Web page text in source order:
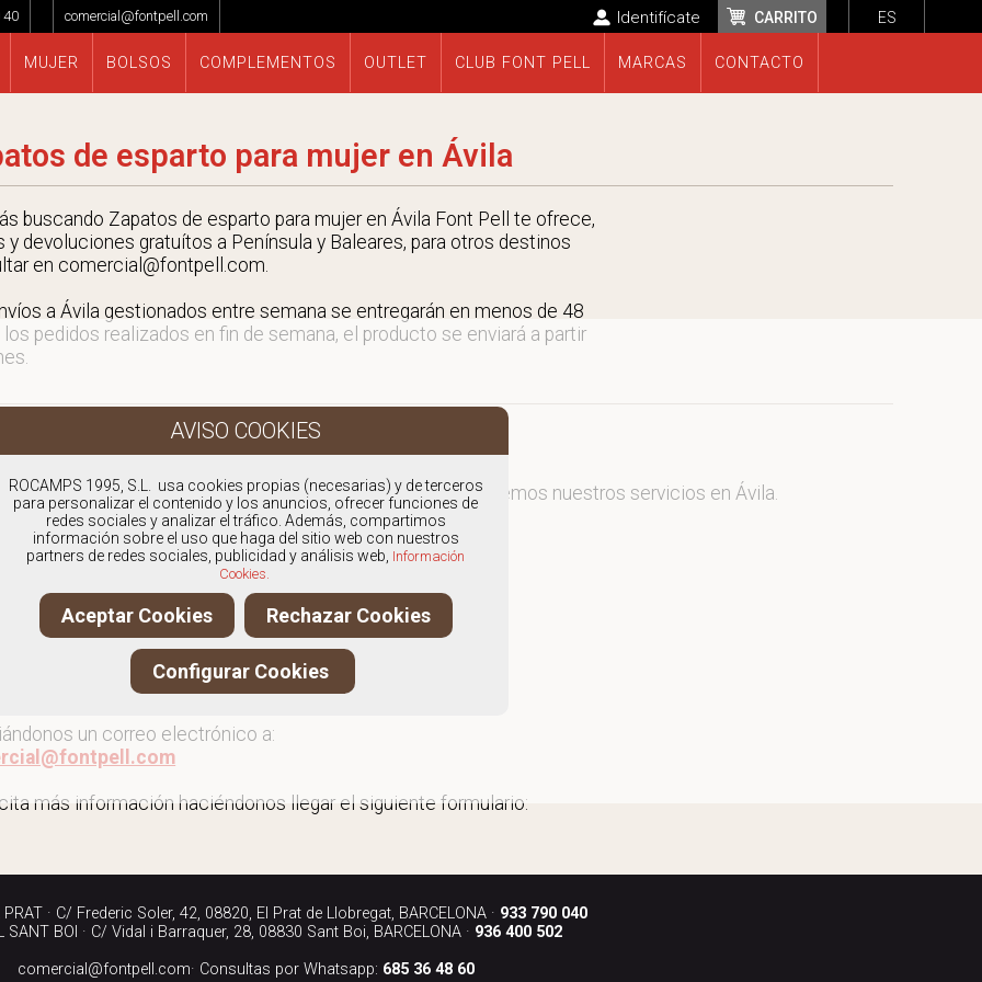
ES
40 comercial@fontpell.com CARRITO
Identifícate
MUJER BOLSOS COMPLEMENTOS OUTLET CLUB FONT PELL MARCAS CONTACTO
de esparto para mujer en Ávila
buscando Zapatos de esparto para mujer en Ávila Font Pell te ofrece,
y devoluciones gratuítos a Península y Baleares, para otros destinos
en comercial@fontpell.com.
a Ávila gestionados entre semana se entregarán en menos de 48
los pedidos realizados en fin de semana, el producto se enviará a partir
especialistas en Zapatos de esparto para mujer, y ofrecemos nuestros servicios en Ávila.
más zapatos de esparto para mujer
más información llamándonos a los teléfonos:
040
un correo electrónico a:
más información haciéndonos llegar el siguiente formulario:
PRAT · C/ Frederic Soler, 42, 08820, El Prat de Llobregat, BARCELONA · 933 790 040
SANT BOI · C/ Vidal i Barraquer, 28, 08830 Sant Boi, BARCELONA · 936 400 502
comercial@fontpell.com· Consultas por Whatsapp: 685 36 48 60
ROCAMPS 1995, S.L. usa cookies propias (necesarias) y de terceros
para personalizar el contenido y los anuncios, ofrecer funciones de
redes sociales y analizar el tráfico. Además, compartimos
información sobre el uso que haga del sitio web con nuestros
partners de redes sociales, publicidad y análisis web, Información
Cookies.
Aceptar Cookies Rechazar Cookies
Configurar Cookies